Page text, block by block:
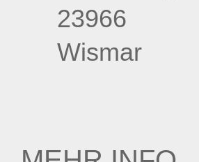
23966
Wismar